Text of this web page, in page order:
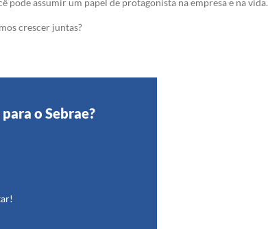
assumir um papel de protagonista na empresa e na vida.
crescer juntas?
o Sebrae?